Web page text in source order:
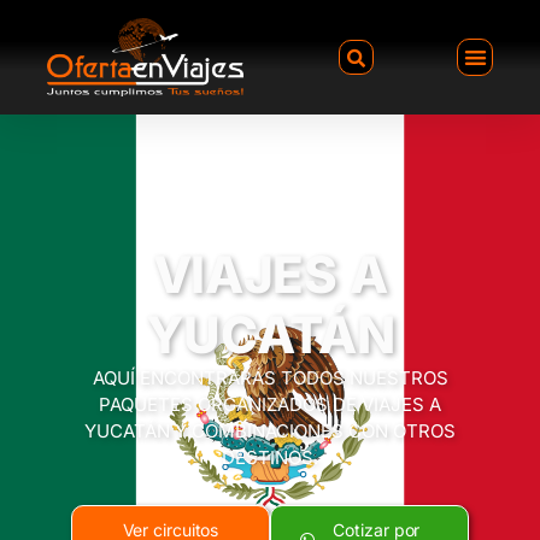
VIAJES A
YUCATÁN
AQUÍ ENCONTRARÁS TODOS NUESTROS
PAQUETES ORGANIZADOS DE VIAJES A
YUCATÁN Y COMBINACIONES CON OTROS
DESTINOS.
Ver circuitos
Cotizar por